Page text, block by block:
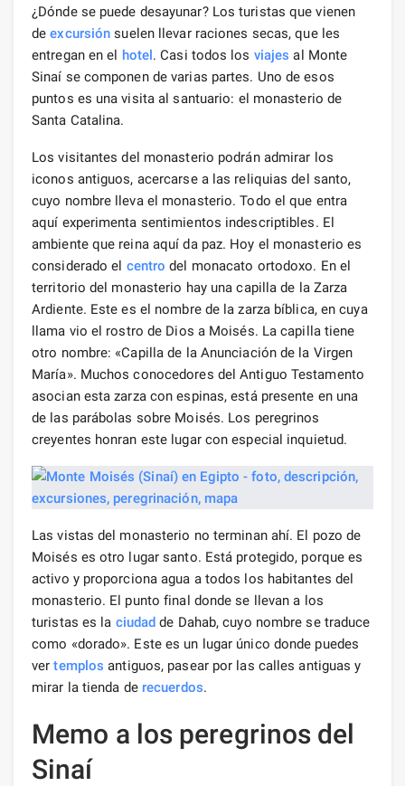
¿Dónde se puede desayunar? Los turistas que vienen
deexcursión suelen llevar raciones secas, que les
entregan en el hotel. Casi todos los viajes al Monte
Sinaí se componen de varias partes. Uno de esos
puntos es una visita al santuario: el monasterio de
Santa Catalina.
Los visitantes del monasterio podrán admirar los
iconos antiguos, acercarse a las reliquias del santo,
cuyo nombre lleva el monasterio. Todo el que entra
aquí experimenta sentimientos indescriptibles. El
ambiente que reina aquí da paz. Hoy el monasterio es
considerado el centro del monacato ortodoxo. En el
territorio del monasterio hay una capilla de la Zarza
Ardiente. Este es el nombre de la zarza bíblica, en cuya
llama vio el rostro de Dios a Moisés. La capilla tiene
otro nombre: «Capilla de la Anunciación de la Virgen
María». Muchos conocedores del Antiguo Testamento
asocian esta zarza con espinas, está presente en una
de las parábolas sobre Moisés. Los peregrinos
creyentes honran este lugar con especial inquietud.
Las vistas del monasterio no terminan ahí. El pozo de
Moisés es otro lugar santo. Está protegido, porque es
activo y proporciona agua a todos los habitantes del
monasterio. El punto final donde se llevan a los
turistas es la ciudad de Dahab, cuyo nombre se traduce
como «dorado». Este es un lugar único donde puedes
vertemplos antiguos, pasear por las calles antiguas y
mirar la tienda de recuerdos.
Memo a los peregrinos del
Sinaí